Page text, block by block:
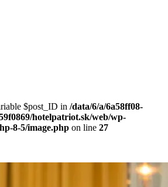
$post_ID in /data/6/a/6a58ff08-
hotelpatriot.sk/web/wp-
8-5/image.php on line 27